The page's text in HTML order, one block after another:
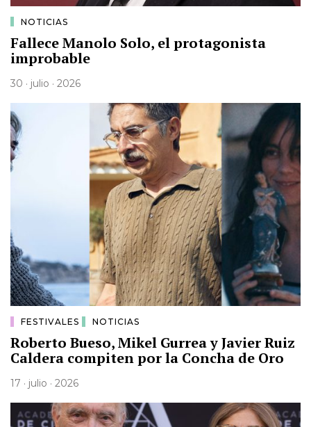
NOTICIAS
Fallece Manolo Solo, el protagonista
improbable
30 · julio · 2026
FESTIVALES NOTICIAS
Roberto Bueso, Mikel Gurrea y Javier Ruiz
Caldera compiten por la Concha de Oro
17 · julio · 2026